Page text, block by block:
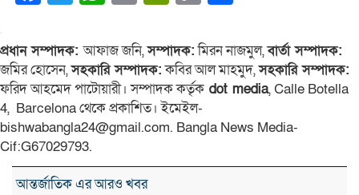
প্রধান সম্পাদক:আফাজ জনি,সম্পাদক:মিরন নাজমুল,বার্তা সম্পাদক:
জমির হোসেন,সহকারি সম্পাদক:কবির আল মাহমুদ,সহকারি সম্পাদক:
ফরিদ আহমেদ পাটোয়ারী। সম্পাদক কর্তৃক dot media, Calle Botella
4, Barcelona থেকে প্রকাশিত। ইমেইল-
bishwabangla24@gmail.com. Bangla News Media-
Cif:G67029793.
আন্তর্জাতিক এর আরও খবর